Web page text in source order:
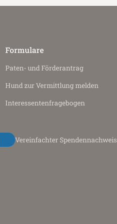
Formulare
Paten- und Förderantrag
Hund zur Vermittlung melden
Interessenten­fragebogen
Vereinfachter Spendennachweis